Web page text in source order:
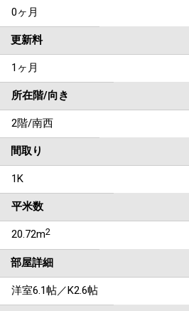
0ヶ月
更新料
1ヶ月
所在階/向き
2階/南西
間取り
1K
平米数
20.72m2
部屋詳細
洋室6.1帖／K2.6帖